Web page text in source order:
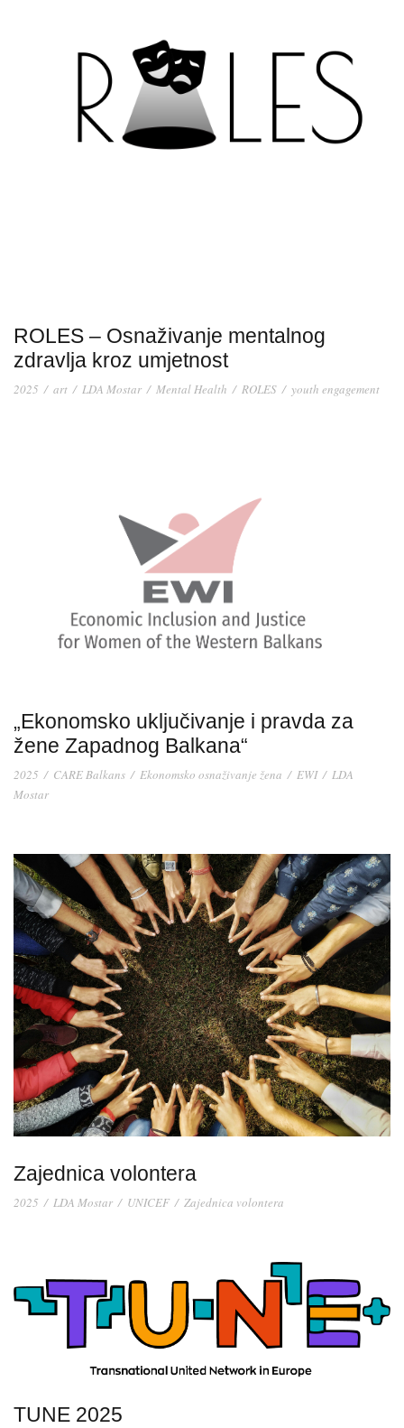
ROLES – Osnaživanje mentalnog
zdravlja kroz umjetnost
2025 / art / LDA Mostar / Mental Health / ROLES / youth engagement
„Ekonomsko uključivanje i pravda za
žene Zapadnog Balkana“
2025 / CARE Balkans / Ekonomsko osnaživanje žena / EWI / LDA
Mostar
Zajednica volontera
2025 / LDA Mostar / UNICEF / Zajednica volontera
TUNE 2025